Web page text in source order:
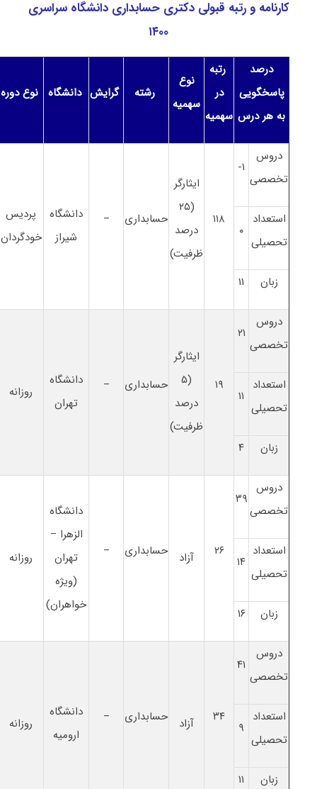
کارنامه و رتبه قبولی دکتری حسابداری دانشگاه سراسری
۱۴۰۰
درصد
پاسخگویی
به هر درس
رتبه
در
سهمیه
نوع
سهمیه
رشته گرایش دانشگاه نوع دوره
دروس
تخصصی
۱-
۱۱۸
ایثارگر
(۲۵
درصد
ظرفیت)
حسابداری –
دانشگاه
شیراز
پردیس
خودگردان
استعداد
تحصیلی
۰
زبان ۱۱
دروس
تخصصی
۲۱
۱۹
ایثارگر
(۵
درصد
ظرفیت)
حسابداری –
دانشگاه
تهران
روزانه
استعداد
تحصیلی
۱۱
زبان ۴
دروس
تخصصی
۳۹
۲۶ آزاد حسابداری –
دانشگاه
الزهرا –
تهران
(ویژه
خواهران)
روزانه
استعداد
تحصیلی
۱۴
زبان ۱۶
دروس
تخصصی
۴۱
۳۴ آزاد حسابداری –
دانشگاه
ارومیه
روزانه
استعداد
تحصیلی
۹
زبان ۱۱